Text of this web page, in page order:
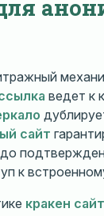
ведет к
сайт
к
кракен сайт